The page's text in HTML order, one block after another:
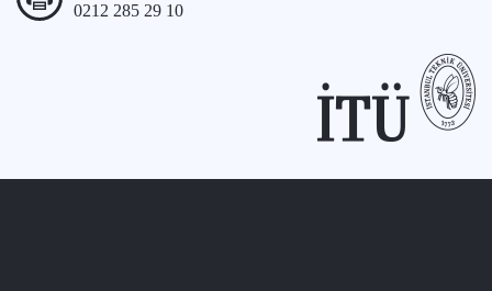
0212 285 29 10